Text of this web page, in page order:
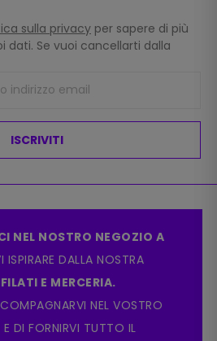
sulla privacy per sapere di più
Se vuoi cancellarti dalla
ISCRIVITI
NEL NOSTRO NEGOZIO A
ISPIRARE DALLA NOSTRA
E MERCERIA.
NEL VOSTRO
DI FORNIRVI TUTTO IL